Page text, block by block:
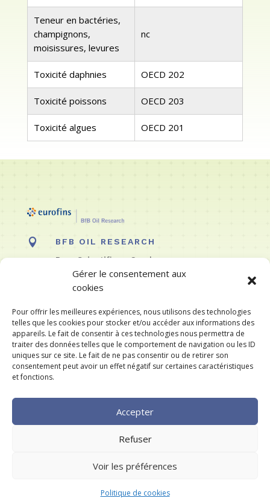
Gérer le consentement aux
cookies
Pour offrir les meilleures expériences, nous utilisons des technologies
telles que les cookies pour stocker et/ou accéder aux informations des
appareils. Le fait de consentir à ces technologies nous permettra de
traiter des données telles que le comportement de navigation ou les ID
uniques sur ce site. Le fait de ne pas consentir ou de retirer son
consentement peut avoir un effet négatif sur certaines caractéristiques
et fonctions.
Accepter
Refuser
Voir les préférences
Politique de cookies
Teneur en bactéries,
champignons,
moisissures, levures
nc
Toxicité daphnies OECD 202
Toxicité poissons OECD 203
Toxicité algues OECD 201

BFB OIL RESEARCH
Parc Scientifique Crealys
Rue Phocas Lejeune 10
5032 LES ISNES
CONTACTEZ-NOUS
©2024 Eurofins BfB Oil Research –Mentions
Politique de cookies